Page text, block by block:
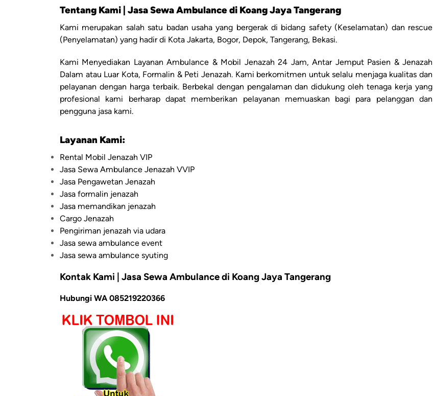
Tentang Kami | Jasa Sewa Ambulance di Koang Jaya Tangerang
Kami merupakan salah satu badan usaha yang bergerak di bidang safety (Keselamatan) dan rescue
(Penyelamatan) yang hadir di Kota Jakarta, Bogor, Depok, Tangerang, Bekasi.
Kami Menyediakan Layanan Ambulance & Mobil Jenazah 24 Jam, Antar Jemput Pasien & Jenazah
Dalam atau Luar Kota, Formalin & Peti Jenazah. Kami berkomitmen untuk selalu menjaga kualitas dan
pelayanan dengan harga terbaik. Berbekal dengan pengalaman dan didukung oleh tenaga kerja yang
profesional kami berharap dapat memberikan pelayanan memuaskan bagi para pelanggan dan
pengguna jasa kami.
Layanan Kami:
Rental Mobil Jenazah VIP
Jasa Sewa Ambulance Jenazah VVIP
Jasa Pengawetan Jenazah
Jasa formalin jenazah
Jasa memandikan jenazah
Cargo Jenazah
Pengiriman jenazah via udara
Jasa sewa ambulance event
Jasa sewa ambulance syuting
Kontak Kami | Jasa Sewa Ambulance di Koang Jaya Tangerang
Hubungi WA 085219220366